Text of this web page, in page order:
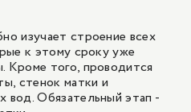
изучает строение всех
к этому сроку уже
Кроме того, проводится
стенок матки и
вод. Обязательный этап -